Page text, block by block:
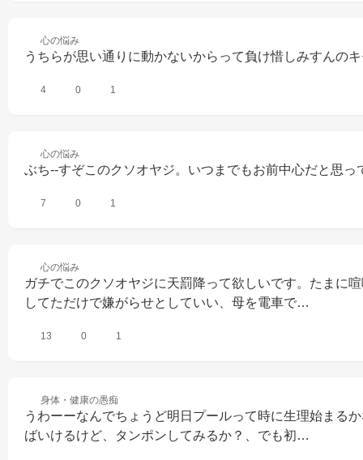
心の悩み
うちらが思い通りに動かないからって負け惜しみすんの
4 0 1
心の悩み
ぶち--すぞこのクソオヤジ。いつまでもお前中心だと思っ
7 0 1
心の悩み
ガチでこのクソオヤジに天罰降って欲しいです。たまに
してただけで嫌がらせとしていい、母を電車で…
13 0 1
身体・健康の愚痴
うわーーなんでちょうど明日プールって時に生理始まる
ばいけるけど、タンポンしてみるか？、でも初…